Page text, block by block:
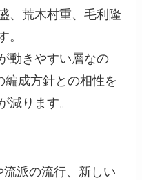
、荒木村重、毛利隆
。
動きやすい層なの
編成方針との相性を
減ります。
派の流行、新しい